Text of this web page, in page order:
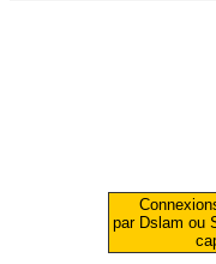
par Dslam ou